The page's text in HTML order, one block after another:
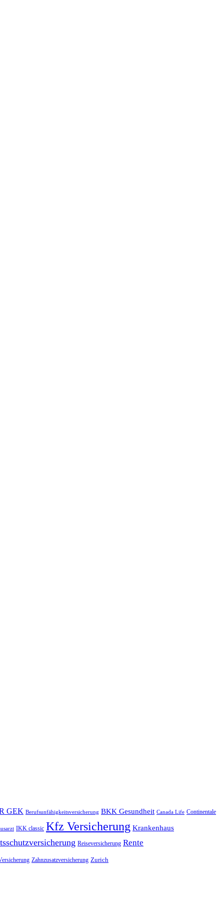
GEK Berufsunfähigkeitsversicherung BKK Gesundheit Canada Life Continentale
IKK classic Kfz Versicherung Krankenhaus
Reiseversicherung Rente
Zahnzusatzversicherung Zurich